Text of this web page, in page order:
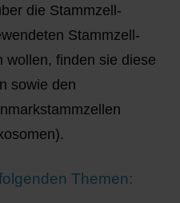
die Stammzell-
Stammzell-
wollen, finden sie diese
sowie den
Themen: